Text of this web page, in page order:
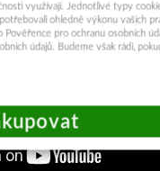
využívají. Jednotlivé typy
ohledně výkonu vašich
pro ochranu osobních
údajů. Budeme však rádi,